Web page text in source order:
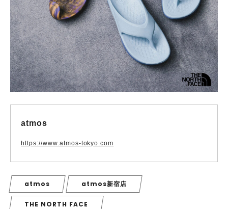
atmos
https://www.atmos-tokyo.com
atmos atmos新宿店
THE NORTH FACE